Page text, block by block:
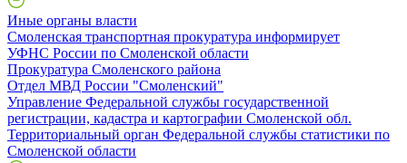
Иные органы власти
Смоленская транспортная прокуратура информирует
УФНС России по Смоленской области
Прокуратура Смоленского района
Отдел МВД России "Смоленский"
Управление Федеральной службы государственной
регистрации, кадастра и картографии Смоленской обл.
Территориальный орган Федеральной службы статистики по
Смоленской области